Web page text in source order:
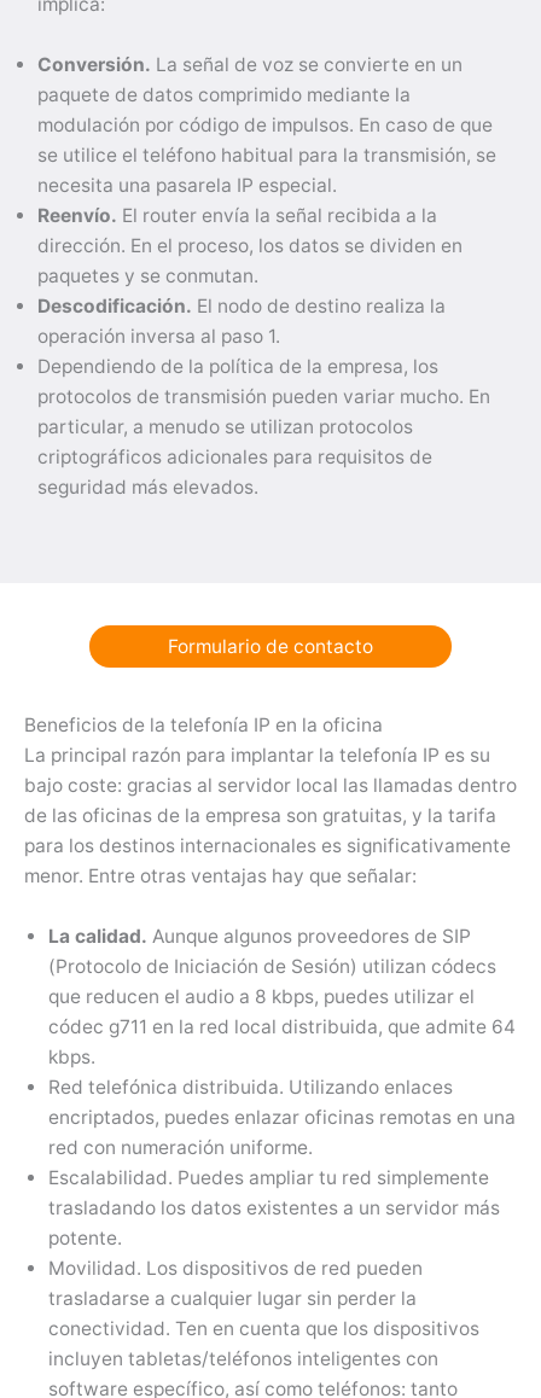
Conversión. La señal de voz se convierte en un
paquete de datos comprimido mediante la
modulación por código de impulsos. En caso de que
se utilice el teléfono habitual para la transmisión, se
necesita una pasarela IP especial.
Reenvío. El router envía la señal recibida a la
dirección. En el proceso, los datos se dividen en
paquetes y se conmutan.
Descodificación. El nodo de destino realiza la
operación inversa al paso 1.
Dependiendo de la política de la empresa, los
protocolos de transmisión pueden variar mucho. En
particular, a menudo se utilizan protocolos
criptográficos adicionales para requisitos de
seguridad más elevados.
Formulario de contacto
Beneficios de la telefonía IP en la oficina
La principal razón para implantar la telefonía IP es su
bajo coste: gracias al servidor local las llamadas dentro
de las oficinas de la empresa son gratuitas, y la tarifa
para los destinos internacionales es significativamente
menor. Entre otras ventajas hay que señalar:
La calidad. Aunque algunos proveedores de SIP
(Protocolo de Iniciación de Sesión) utilizan códecs
que reducen el audio a 8 kbps, puedes utilizar el
códec g711 en la red local distribuida, que admite 64
kbps.
Red telefónica distribuida. Utilizando enlaces
encriptados, puedes enlazar oficinas remotas en una
red con numeración uniforme.
Escalabilidad. Puedes ampliar tu red simplemente
trasladando los datos existentes a un servidor más
potente.
Movilidad. Los dispositivos de red pueden
trasladarse a cualquier lugar sin perder la
conectividad. Ten en cuenta que los dispositivos
incluyen tabletas/teléfonos inteligentes con
software específico, así como teléfonos: tanto